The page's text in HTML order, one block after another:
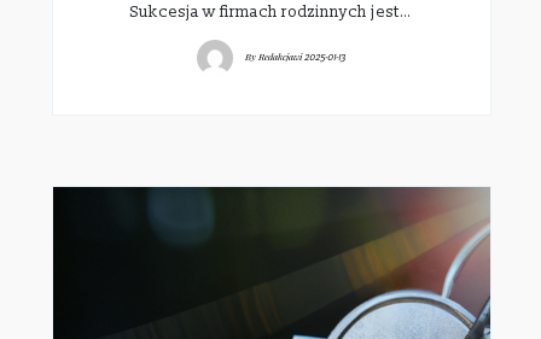
Sukcesja w firmach rodzinnych jest…
ByRedakcjawi 2025-01-13